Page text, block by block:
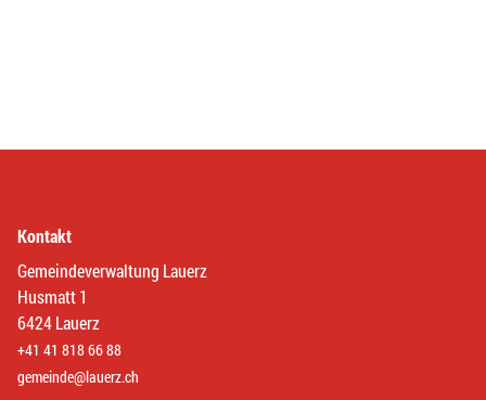
Kontakt
Gemeindeverwaltung Lauerz
Husmatt 1
6424 Lauerz
+41 41 818 66 88
gemeinde@lauerz.ch